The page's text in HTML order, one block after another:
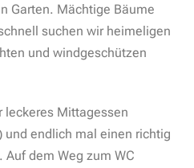
Garten. Mächtige Bäume
suchen wir heimeligen
und windgeschützen
leckeres Mittagessen
und endlich mal einen richtig
dem Weg zum WC